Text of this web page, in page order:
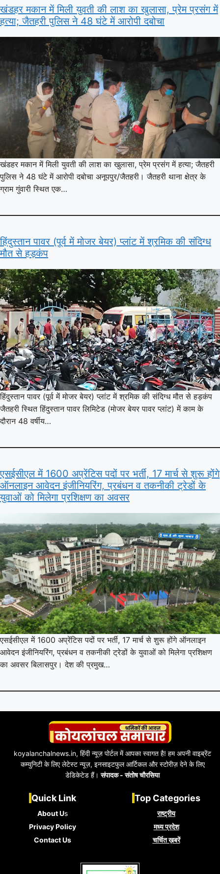
खंडहर मकान में मिली युवती की लाश का खुलासा, प्रेम प्रसंग में
हत्या; जैतहरी पुलिस ने 48 घंटे में आरोपी दबोचा
खंडहर मकान में मिली युवती की लाश का खुलासा, प्रेम प्रसंग में हत्या; जैतहरी
पुलिस ने 48 घंटे में आरोपी दबोचा अनूपपुर/जैतहरी। जैतहरी थाना क्षेत्र के
ग्राम गुंवारी स्थित एक…
हिंदुस्तान पावर (पूर्व में मोजर बेयर) प्लांट में श्रमिक की संदिग्ध
मौत से हड़कंप
हिंदुस्तान पावर (पूर्व में मोजर बेयर) प्लांट में श्रमिक की संदिग्ध मौत से हड़कंप
जैतहरी स्थित हिंदुस्तान पावर लिमिटेड (मोजर बेयर पावर प्लांट) में काम के
दौरान 48 वर्षीय…
एसईसीएल में 1600 अप्रेंटिस पदों पर भर्ती, 17 मार्च से शुरू होंगे
ऑनलाइन आवेदन इंजीनियरिंग, प्रबंधन व तकनीकी ट्रेडों के
युवाओं को मिलेगा प्रशिक्षण का अवसर
एसईसीएल में 1600 अप्रेंटिस पदों पर भर्ती, 17 मार्च से शुरू होंगे ऑनलाइन
आवेदन इंजीनियरिंग, प्रबंधन व तकनीकी ट्रेडों के युवाओं को मिलेगा प्रशिक्षण
का अवसर बिलासपुर। देश की प्रमुख…
koyalanchalnews.in, हिंदी न्यूज़ पोर्टल में आपका स्वागत है! हम अपनी वाइब्रेंट
कम्युनिटी के लिए लेटेस्ट न्यूज़, इनसाइटफुल आर्टिकल और स्टोरीज़ देने के लिए
डेडिकेटेड हैं।संपादक - संतोष चौरसिया
Quick Link
About Us
Privacy Policy
Contact Us
Top Categories
राष्ट्रीय
मध्य प्रदेश
चर्चित ख़बरें